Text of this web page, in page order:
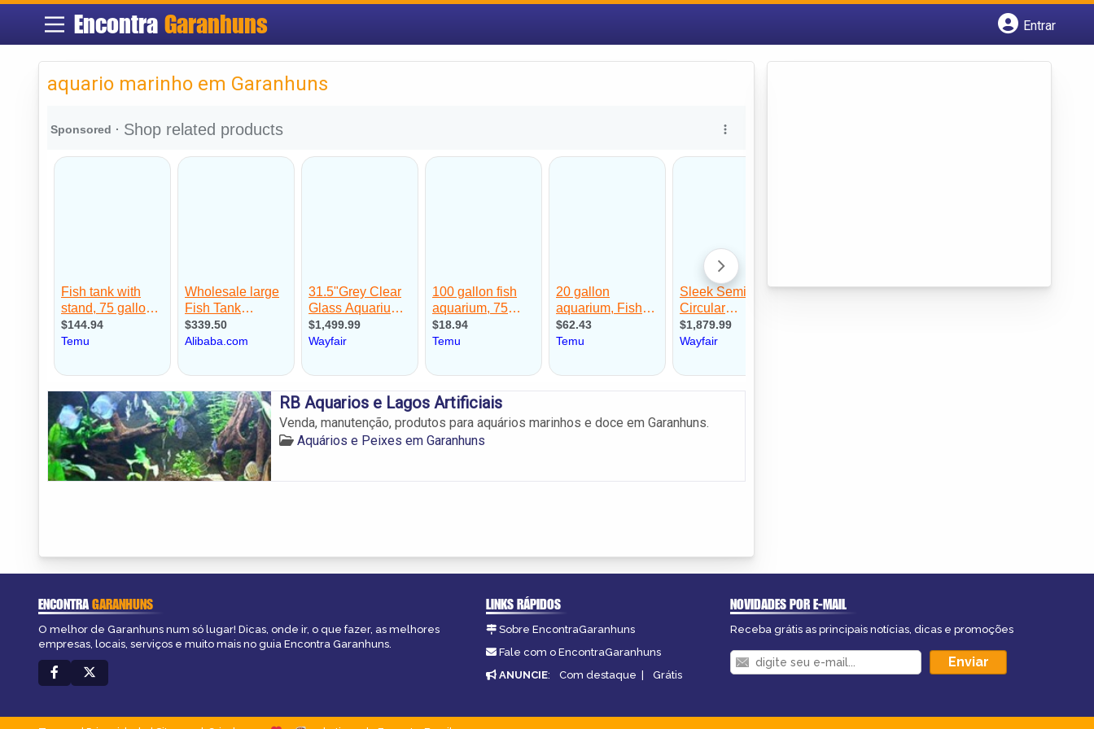
Encontra Garanhuns
Entrar
aquario marinho em Garanhuns
RB Aquarios e Lagos Artificiais
Venda, manutenção, produtos para aquários marinhos e doce em Garanhuns.
Aquários e Peixes em Garanhuns
ENCONTRAGARANHUNS
O melhor de Garanhuns num só lugar! Dicas, onde ir, o que fazer, as melhores
empresas, locais, serviços e muito mais no guia Encontra Garanhuns.
LINKS RÁPIDOS
Sobre EncontraGaranhuns
Fale com o EncontraGaranhuns
ANUNCIE: Com destaque | Grátis
NOVIDADES POR E-MAIL
Receba grátis as principais notícias, dicas e promoções